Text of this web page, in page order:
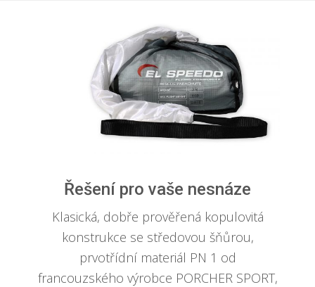
Řešení pro vaše nesnáze
Klasická, dobře prověřená kopulovitá
konstrukce se středovou šňůrou,
prvotřídní materiál PN 1 od
francouzského výrobce PORCHER SPORT,